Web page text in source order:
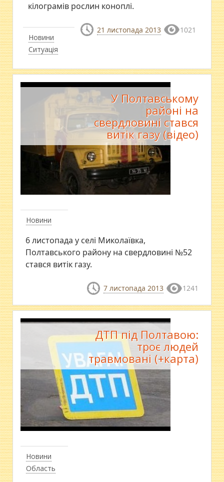
Новини
Ситуація
кілограмів рослин коноплі.
21 листопада 2013 1021
Новини
У Полтавському
районі на
свердловині стався
витік газу (відео)
6 листопада у селі Миколаївка,
Полтавського району на свердловині №52
стався витік газу.
7 листопада 2013 1241
Новини
Область
ДТП під Полтавою:
троє людей
травмовані (+карта)